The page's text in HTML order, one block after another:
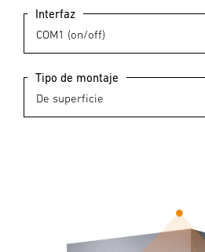
Interfaz
Tipo de montaje